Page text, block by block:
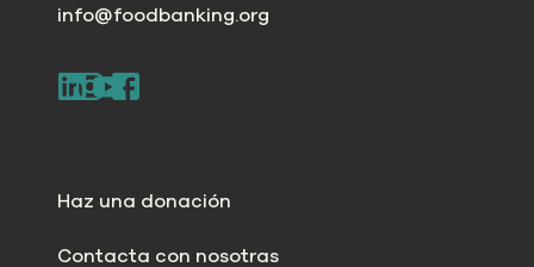
info@foodbanking.org
Haz una donación
Contacta con nosotras